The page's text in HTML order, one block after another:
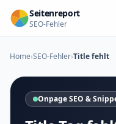
Seitenreport
SEO-Fehler
Home›SEO-Fehler›Title fehlt
Onpage SEO &